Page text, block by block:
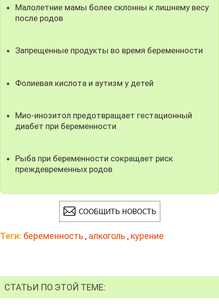
Малолетние мамы более склонны к лишнему весу
после родов
Запрещенные продукты во время беременности
Фолиевая кислота и аутизм у детей
Мио-инозитол предотвращает гестационный
диабет при беременности
Рыба при беременности сокращает риск
преждевременных родов
Теги: беременность , алкоголь , курение
СТАТЬИ ПО ЭТОЙ ТЕМЕ: